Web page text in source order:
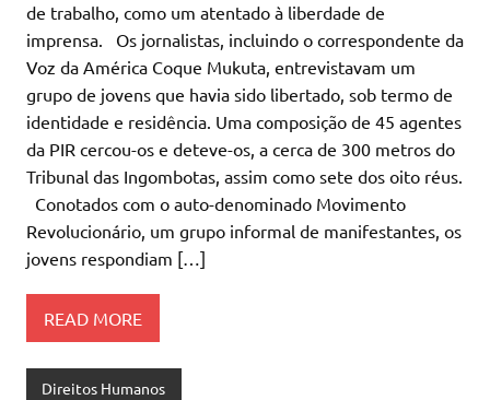
de trabalho, como um atentado à liberdade de
imprensa. Os jornalistas, incluindo o correspondente da
Voz da América Coque Mukuta, entrevistavam um
grupo de jovens que havia sido libertado, sob termo de
identidade e residência. Uma composição de 45 agentes
da PIR cercou-os e deteve-os, a cerca de 300 metros do
Tribunal das Ingombotas, assim como sete dos oito réus.
Conotados com o auto-denominado Movimento
Revolucionário, um grupo informal de manifestantes, os
jovens respondiam […]
READ MORE
Direitos Humanos